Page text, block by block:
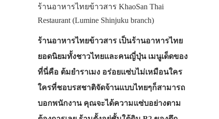
ร้านอาหารไทยข้าวสาร KhaoSan Thai
Restaurant (Lumine Shinjuku branch)
ร้านอาหารไทยข้าวสาร เป็นร้านอาหารไทย
ยอดนิยมทั้งชาวไทยและคนญี่ปุ่น เมนูเด็ดของ
ที่นี่คือ ต้มยำราเมง อร่อยแซ่บไม่เหมือนใคร
ใครที่ชอบรสชาติจัดจ้านแบบไทยๆก็สามารถ
บอกพนักงาน คุณจะได้ความแซ่บอย่างตาม